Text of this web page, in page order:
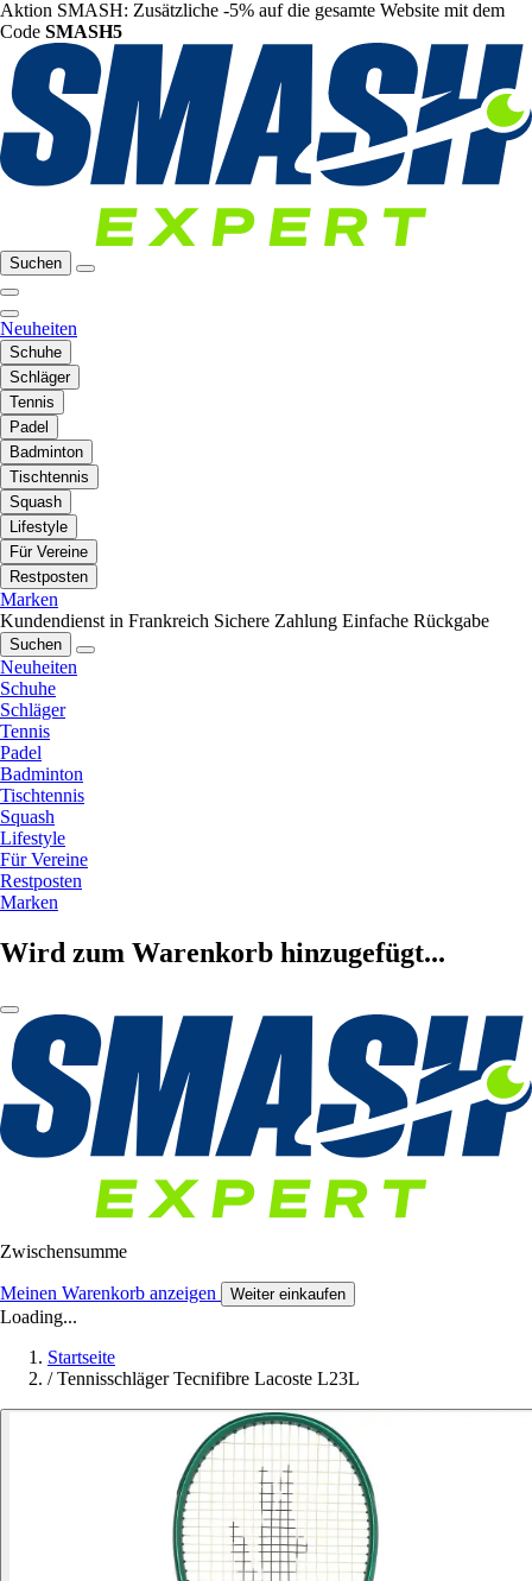
Aktion SMASH: Zusätzliche -5% auf die gesamte Website mit dem
Code SMASH5
Suchen
Neuheiten
Schuhe
Schläger
Tennis
Padel
Badminton
Tischtennis
Squash
Lifestyle
Für Vereine
Restposten
Marken
Kundendienst in Frankreich Sichere Zahlung Einfache Rückgabe
Suchen
Neuheiten
Schuhe
Schläger
Tennis
Padel
Badminton
Tischtennis
Squash
Lifestyle
Für Vereine
Restposten
Marken
Wird zum Warenkorb hinzugefügt...
Zwischensumme
Meinen Warenkorb anzeigen Weiter einkaufen
Loading...
Startseite
/ Tennisschläger Tecnifibre Lacoste L23L